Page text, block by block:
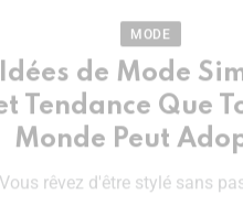
Idées de Mode
et Tendance Que
Monde Peut
Vous rêvez d'être stylé sans
heures devant votre garde-